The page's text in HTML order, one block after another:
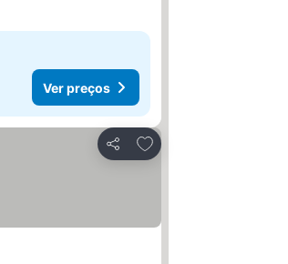
Ver preços
Partilhar
Adicionar aos favoritos